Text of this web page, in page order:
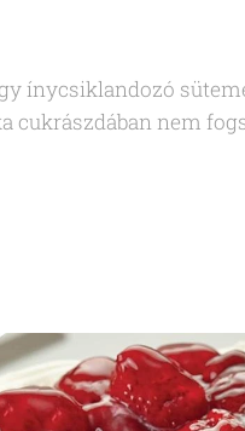
ínycsiklandozó
cukrászdában nem